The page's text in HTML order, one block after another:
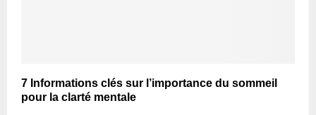
7 Informations clés sur l’importance du sommeil
pour la clarté mentale